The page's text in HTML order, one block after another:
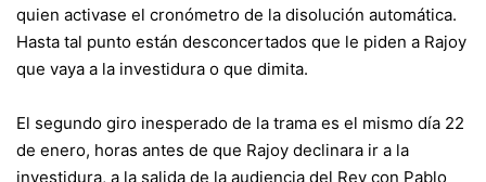
quien activase el cronómetro de la disolución automática.
Hasta tal punto están desconcertados que le piden a Rajoy
que vaya a la investidura o que dimita.
El segundo giro inesperado de la trama es el mismo día 22
de enero, horas antes de que Rajoy declinara ir a la
investidura, a la salida de la audiencia del Rey con Pablo